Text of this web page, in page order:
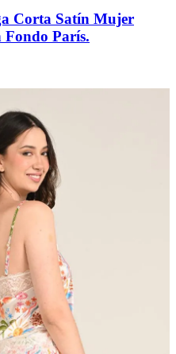
Corta Satín Mujer
Fondo París.